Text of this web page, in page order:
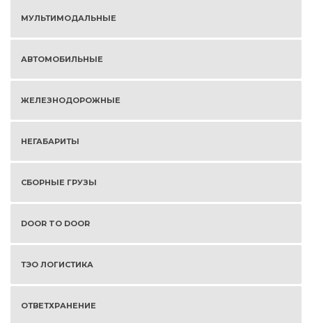
МУЛЬТИМОДАЛЬНЫЕ
АВТОМОБИЛЬНЫЕ
ЖЕЛЕЗНОДОРОЖНЫЕ
НЕГАБАРИТЫ
СБОРНЫЕ ГРУЗЫ
DOOR TO DOOR
ТЭО ЛОГИСТИКА
ОТВЕТХРАНЕНИЕ